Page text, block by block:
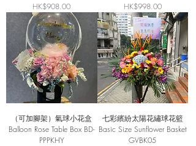
價格
HK$908.00
價格
HK$998.00
（可加腳架）氣球小花盒
Balloon Rose Table Box BD-
PPPKHY
七彩繽紛太陽花繡球花籃
Basic Size Sunflower Basket
GVBK05